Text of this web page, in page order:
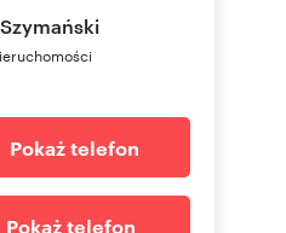
Szymański
Pokaż telefon
Pokaż telefon